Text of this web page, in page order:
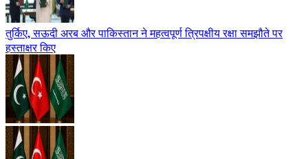
तुर्किए, सऊदी अरब और पाकिस्तान ने महत्वपूर्ण त्रिपक्षीय रक्षा समझौते पर
हस्ताक्षर किए